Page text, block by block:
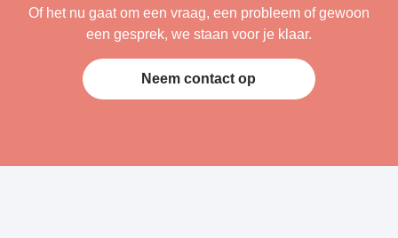
Of het nu gaat om een vraag, een probleem of gewoon
een gesprek, we staan voor je klaar.
Neem contact op